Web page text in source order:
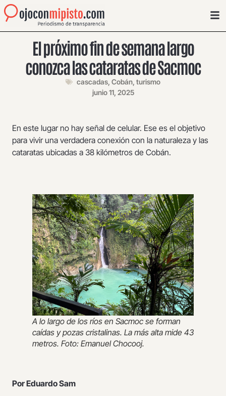
El próximo fin de semana largo
conozca las cataratas de Sacmoc
cascadas, Cobán, turismo
junio 11, 2025
En este lugar no hay señal de celular. Ese es el objetivo
para vivir una verdadera conexión con la naturaleza y las
cataratas ubicadas a 38 kilómetros de Cobán.
A lo largo de los ríos en Sacmoc se forman
caídas y pozas cristalinas. La más alta mide 43
metros. Foto: Emanuel Chocooj.
Por Eduardo Sam